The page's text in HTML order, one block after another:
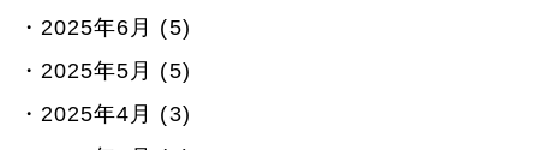
2025年6月 (5)
2025年5月 (5)
2025年4月 (3)